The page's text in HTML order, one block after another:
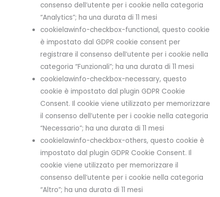
consenso dell’utente per i cookie nella categoria
“Analytics”; ha una durata di 11 mesi
cookielawinfo-checkbox-functional, questo cookie
è impostato dal GDPR cookie consent per
registrare il consenso dell’utente per i cookie nella
categoria “Funzionali”; ha una durata di 11 mesi
cookielawinfo-checkbox-necessary, questo
cookie è impostato dal plugin GDPR Cookie
Consent. Il cookie viene utilizzato per memorizzare
il consenso dell’utente per i cookie nella categoria
“Necessario”; ha una durata di 11 mesi
cookielawinfo-checkbox-others, questo cookie è
impostato dal plugin GDPR Cookie Consent. Il
cookie viene utilizzato per memorizzare il
consenso dell’utente per i cookie nella categoria
“Altro”; ha una durata di 11 mesi